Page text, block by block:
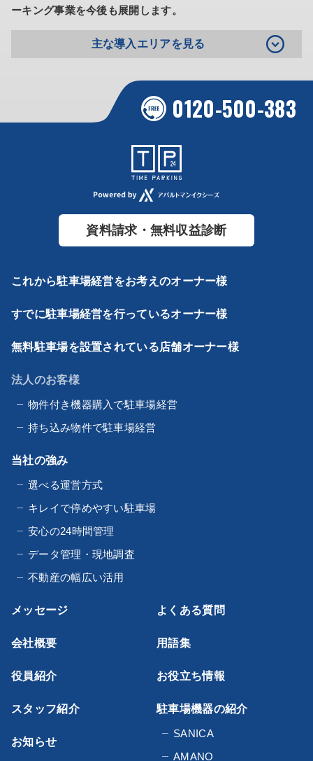
ーキング事業を今後も展開します。
主な導入エリアを見る
0120-500-383
資料請求・無料収益診断
これから駐車場経営をお考えのオーナー様
すでに駐車場経営を行っているオーナー様
無料駐車場を設置されている店舗オーナー様
法人のお客様
物件付き機器購入で駐車場経営
持ち込み物件で駐車場経営
当社の強み
選べる運営方式
キレイで停めやすい駐車場
安心の24時間管理
データ管理・現地調査
不動産の幅広い活用
メッセージ
会社概要
役員紹介
スタッフ紹介
お知らせ
よくある質問
用語集
お役立ち情報
駐車場機器の紹介
SANICA
AMANO